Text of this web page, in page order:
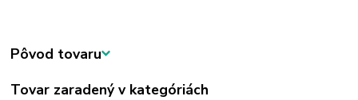
Pôvod tovaru
Tovar zaradený v kategóriách